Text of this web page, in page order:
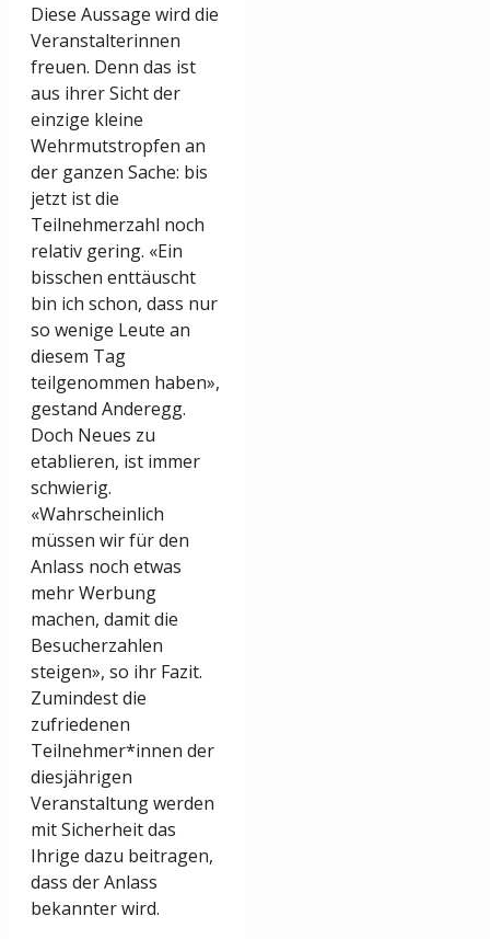
Diese Aussage wird die
Veranstalterinnen
freuen. Denn das ist
aus ihrer Sicht der
einzige kleine
Wehrmutstropfen an
der ganzen Sache: bis
jetzt ist die
Teilnehmerzahl noch
relativ gering. «Ein
bisschen enttäuscht
bin ich schon, dass nur
so wenige Leute an
diesem Tag
teilgenommen haben»,
gestand Anderegg.
Doch Neues zu
etablieren, ist immer
schwierig.
«Wahrscheinlich
müssen wir für den
Anlass noch etwas
mehr Werbung
machen, damit die
Besucherzahlen
steigen», so ihr Fazit.
Zumindest die
zufriedenen
Teilnehmer*innen der
diesjährigen
Veranstaltung werden
mit Sicherheit das
Ihrige dazu beitragen,
dass der Anlass
bekannter wird.